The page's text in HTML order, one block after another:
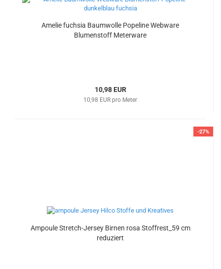
Amelie fuchsia Baumwolle Popeline Webware
Blumenstoff Meterware
10,98 EUR
10,98 EUR pro Meter
-27%
Ampoule Stretch-Jersey Birnen rosa Stoffrest_59 cm
reduziert